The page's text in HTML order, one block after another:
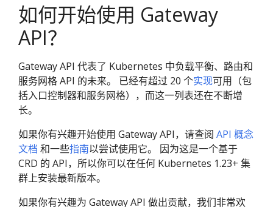
如何开始使用 Gateway
API？
Gateway API 代表了 Kubernetes 中负载平衡、路由和
服务网格 API 的未来。 已经有超过 20 个实现可用（包
括入口控制器和服务网格），而这一列表还在不断增
长。
如果你有兴趣开始使用 Gateway API，请查阅 API 概念
文档 和一些指南以尝试使用它。 因为这是一个基于
CRD 的 API，所以你可以在任何 Kubernetes 1.23+ 集
群上安装最新版本。
如果你有兴趣为 Gateway API 做出贡献，我们非常欢